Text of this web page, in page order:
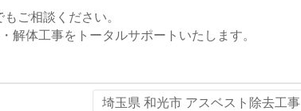
ご相談ください。
解体工事をトータルサポートいたします。
埼玉県 和光市 アスベスト除去工事